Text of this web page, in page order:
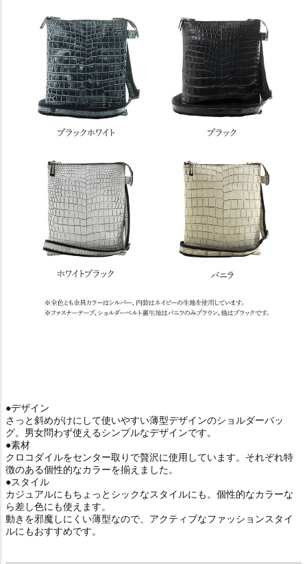
●デザイン
さっと斜めがけにして使いやすい薄型デザインのショルダーバッ
グ。男女問わず使えるシンプルなデザインです。
●素材
クロコダイルをセンター取りで贅沢に使用しています。それぞれ特
徴のある個性的なカラーを揃えました。
●スタイル
カジュアルにもちょっとシックなスタイルにも。個性的なカラーな
ら差し色にも使えます。
動きを邪魔しにくい薄型なので、アクティブなファッションスタイ
ルにもおすすめです。